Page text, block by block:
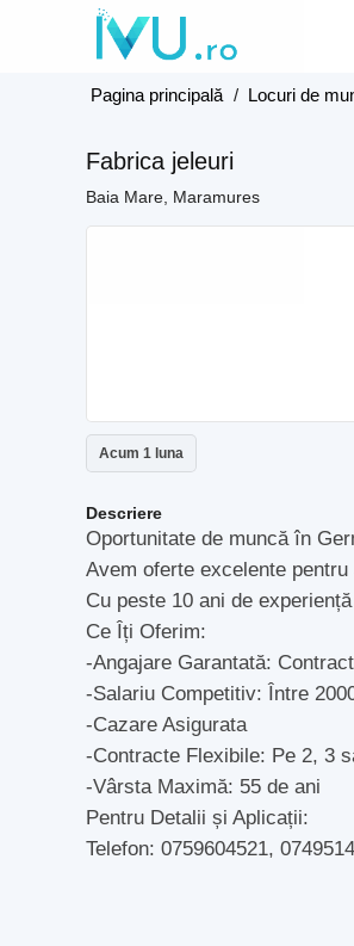
Pagina principală / Locuri de
Fabrica jeleuri
Baia Mare, Maramures
Acum 1 luna
Descriere
Oportunitate de muncă în
Avem oferte excelente
Cu peste 10 ani de
Ce Îți Oferim:
-Angajare Garantată:
-Salariu Competitiv: Între
-Cazare Asigurata
-Contracte Flexibile: Pe 2, 3
-Vârsta Maximă: 55 de ani
Pentru Detalii și Aplicații:
Telefon: 0759604521,